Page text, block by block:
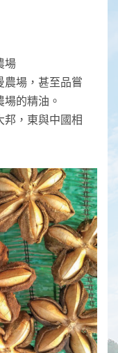
場
農場，甚至品嘗
的精油。
邦，東與中國相